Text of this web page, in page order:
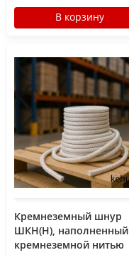
В корзину
Кремнеземный шнур
ШКН(Н), наполненный
кремнеземной нитью